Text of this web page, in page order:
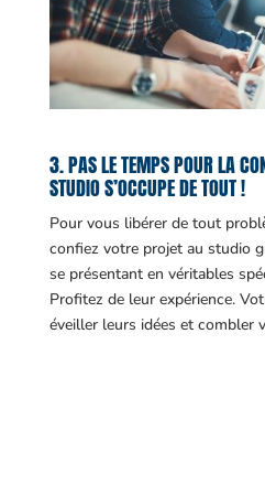
3. PAS LE TEMPS POUR LA
STUDIO S’OCCUPE DE TOUT !
Pour vous libérer de tout
confiez votre projet au studio
se présentant en véritables
Profitez de leur expérience.
éveiller leurs idées et combler